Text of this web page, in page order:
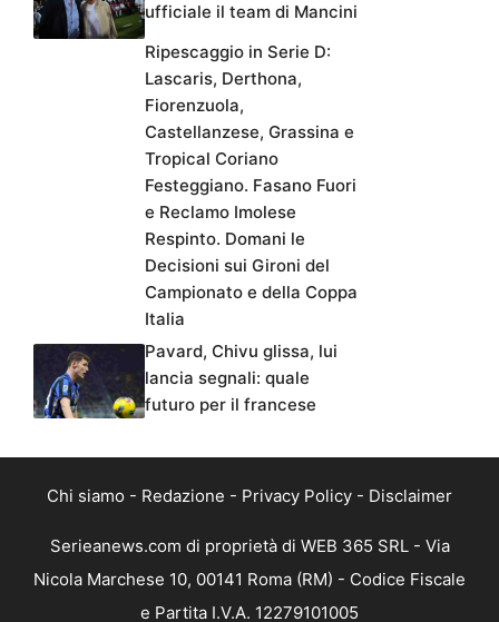
ufficiale il team di Mancini
Ripescaggio in Serie D:
Lascaris, Derthona,
Fiorenzuola,
Castellanzese, Grassina e
Tropical Coriano
Festeggiano. Fasano Fuori
e Reclamo Imolese
Respinto. Domani le
Decisioni sui Gironi del
Campionato e della Coppa
Italia
Pavard, Chivu glissa, lui
lancia segnali: quale
futuro per il francese
Chi siamo - Redazione - Privacy Policy - Disclaimer
Serieanews.com di proprietà di WEB 365 SRL - Via
Nicola Marchese 10, 00141 Roma (RM) - Codice Fiscale
e Partita I.V.A. 12279101005